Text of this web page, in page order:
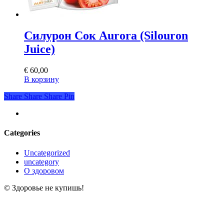
Силурон Сок Aurora (Silouron
Juice)
€ 60,00
В корзину
Share
Share Share Share Pin
Categories
Uncategorized
uncategory
О здоровом
© Здоровье не купишь!